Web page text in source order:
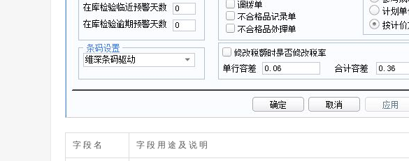
字 段 名 字 段 用 途 及 说 明